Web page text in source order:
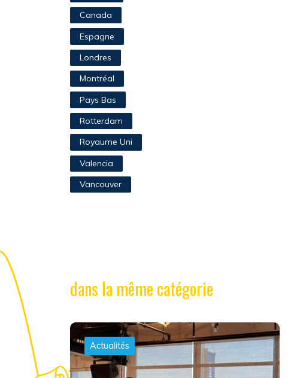
Canada
Espagne
Londres
Montréal
Pays Bas
Rotterdam
Royaume Uni
Valencia
Vancouver
dans la même catégorie
Actualités